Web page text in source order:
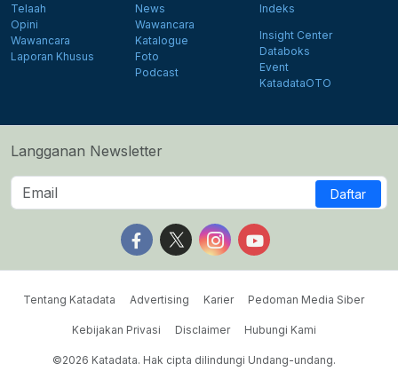
Telaah
Opini
Wawancara
Laporan Khusus
News
Wawancara
Katalogue
Foto
Podcast
Indeks
Insight Center
Databoks
Event
KatadataOTO
Langganan Newsletter
Daftar
Follow us on Facebook
Follow us on X
Follow us on Instagram
Follow us on
Tentang Katadata Advertising Karier Pedoman Media Siber
Kebijakan Privasi Disclaimer Hubungi Kami
©2026 Katadata. Hak cipta dilindungi Undang-undang.